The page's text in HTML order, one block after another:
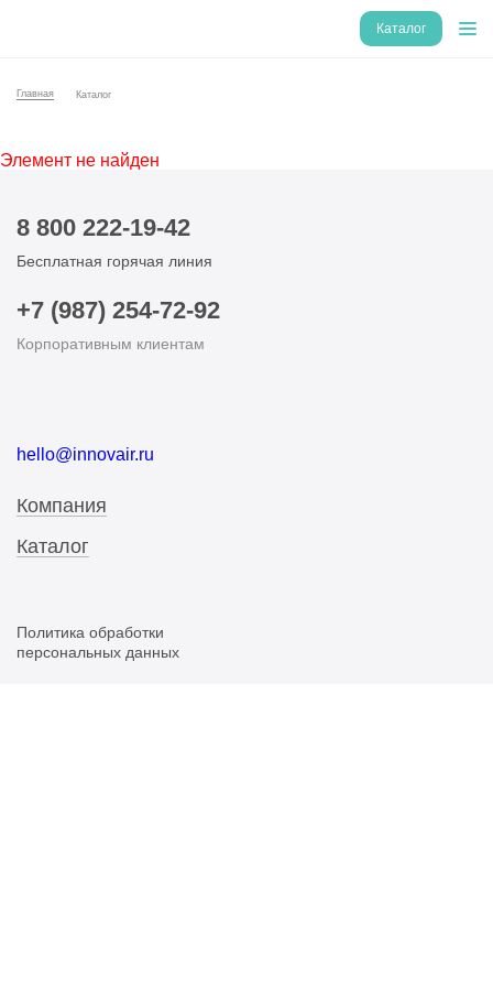
Каталог
Главная Каталог
Элемент не найден
8 800 222-19-42
Бесплатная горячая линия
+7 (987) 254-72-92
Корпоративным клиентам
hello@innovair.ru
Компания
Каталог
Политика обработки
персональных данных